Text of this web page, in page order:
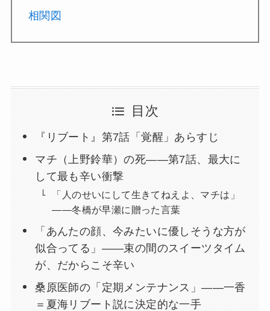
相関図
目次
『リブート』第7話「覚醒」あらすじ
マチ（上野鈴華）の死——第7話、最大に
して最も辛い衝撃
「人のせいにして生きてねえよ、マチは」
——冬橋が早瀬に贈った言葉
「あんたの顔、今みたいに優しそうな方が
似合ってる」——束の間のスイーツタイム
が、だからこそ辛い
桑原医師の「定期メンテナンス」——一香
＝夏海リブート説に決定的な一手